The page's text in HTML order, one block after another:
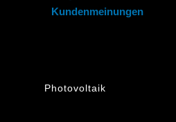
Kundenmeinungen
Photovoltaik